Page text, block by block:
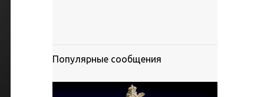
Популярные сообщения